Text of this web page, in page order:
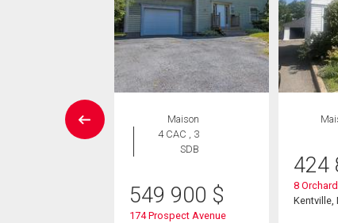
Maison
4 CAC , 3
SDB
549 900 $
174 Prospect Avenue
424
8
Kentville,